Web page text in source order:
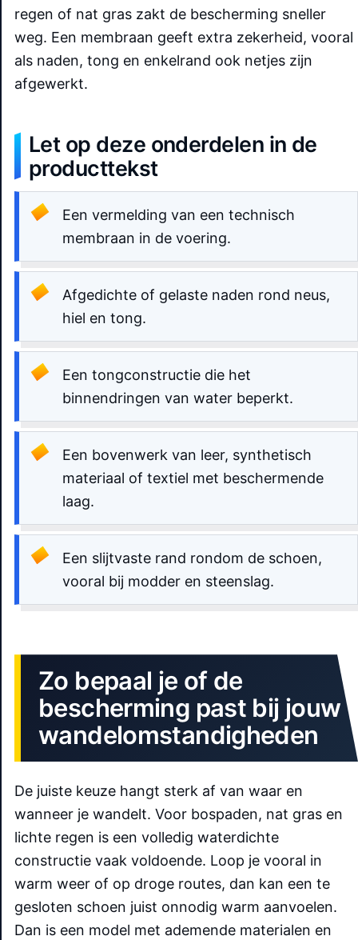
regen of nat gras zakt de bescherming sneller
weg. Een membraan geeft extra zekerheid, vooral
als naden, tong en enkelrand ook netjes zijn
afgewerkt.
Let op deze onderdelen in de
producttekst
Een vermelding van een technisch
membraan in de voering.
Afgedichte of gelaste naden rond neus,
hiel en tong.
Een tongconstructie die het
binnendringen van water beperkt.
Een bovenwerk van leer, synthetisch
materiaal of textiel met beschermende
laag.
Een slijtvaste rand rondom de schoen,
vooral bij modder en steenslag.
Zo bepaal je of de
bescherming past bij jouw
wandelomstandigheden
De juiste keuze hangt sterk af van waar en
wanneer je wandelt. Voor bospaden, nat gras en
lichte regen is een volledig waterdichte
constructie vaak voldoende. Loop je vooral in
warm weer of op droge routes, dan kan een te
gesloten schoen juist onnodig warm aanvoelen.
Dan is een model met ademende materialen en